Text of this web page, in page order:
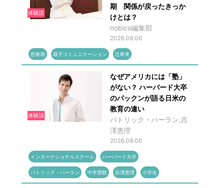
体験談
期 関係が戻ったきっか
けとは？
nobico編集部
2026.08.06
思春期 親子コミュニケーション 辻希美
体験談
なぜアメリカには「塾」
がない？ ハーバード大卒
のパックンが語る日米の
教育の違い
パトリック・ハーラン,吉
澤恵理
2026.08.06
インターナショナルスクール ハーバード大学
パトリック・ハーラン 中学受験 吉澤恵理 小学生